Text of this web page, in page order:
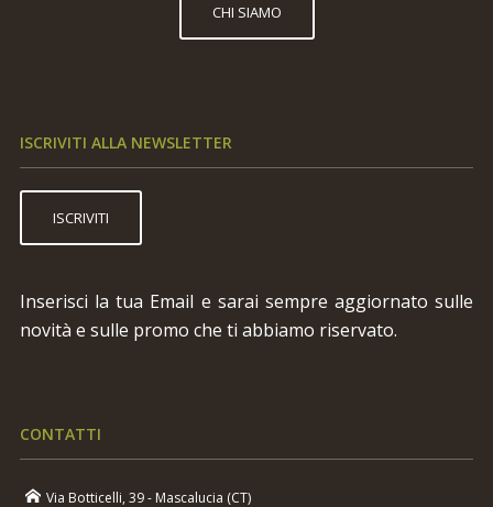
CHI SIAMO
ISCRIVITI ALLA NEWSLETTER
ISCRIVITI
Inserisci la tua Email e sarai sempre aggiornato sulle
novità e sulle promo che ti abbiamo riservato.
CONTATTI
Via Botticelli, 39 - Mascalucia (CT)